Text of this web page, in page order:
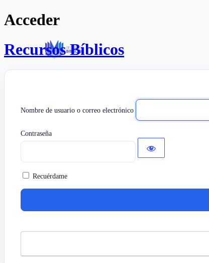
Acceder
Recursos Bíblicos
Nombre de usuario o correo electrónico
Contraseña
Recuérdame